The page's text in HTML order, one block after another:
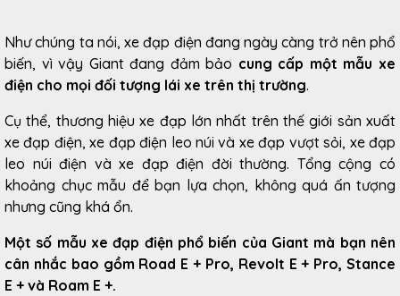
Như chúng ta nói, xe đạp điện đang ngày càng trở nên phổ
biến, vì vậy Giant đang đảm bảo cung cấp một mẫu xe
điện cho mọi đối tượng lái xe trên thị trường.
Cụ thể, thương hiệu xe đạp lớn nhất trên thế giới sản xuất
xe đạp điện, xe đạp điện leo núi và xe đạp vượt sỏi, xe đạp
leo núi điện và xe đạp điện đời thường. Tổng cộng có
khoảng chục mẫu để bạn lựa chọn, không quá ấn tượng
nhưng cũng khá ổn.
Một số mẫu xe đạp điện phổ biến của Giant mà bạn nên
cân nhắc bao gồm Road E + Pro, Revolt E + Pro, Stance
E + và Roam E +.